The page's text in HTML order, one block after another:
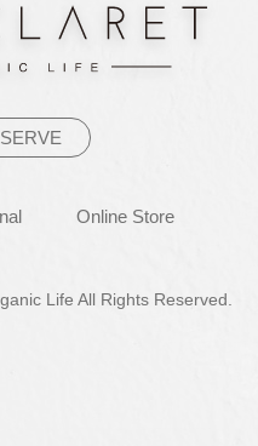
Online Store
Life All Rights Reserved.